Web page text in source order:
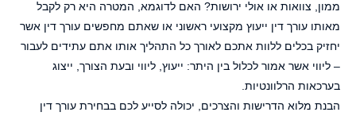
ממון, צוואות או אולי ירושות? האם לדוגמא, המטרה היא רק לקבל
מאותו עורך דין ייעוץ מקצועי ראשוני או שאתם מחפשים עורך דין אשר
יחזיק בכלים ללוות אתכם לאורך כל התהליך אותו אתם עתידים לעבור
– ליווי אשר אמור לכלול בין היתר: ייעוץ, ליווי ובעת הצורך, ייצוג
בערכאות הרלוונטיות.
הבנת מלוא הדרישות והצרכים, יכולה לסייע לכם בבחירת עורך דין